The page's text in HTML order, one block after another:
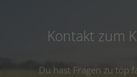
Kontakt zum
Du hast Fragen zu top